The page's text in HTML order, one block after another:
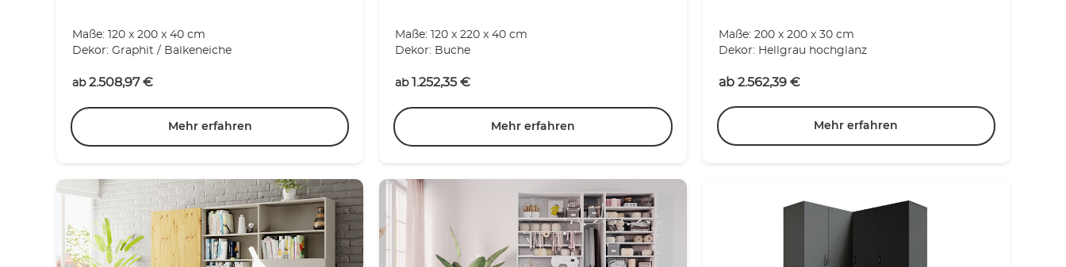
Maße: 120 x 200 x 40 cm
Dekor: Graphit / Balkeneiche
ab 2.508,97 €
Mehr erfahren
Maße: 120 x 220 x 40 cm
Dekor: Buche
ab 1.252,35 €
Mehr erfahren
Maße: 200 x 200 x 30 cm
Dekor: Hellgrau hochglanz
ab 2.562,39 €
Mehr erfahren